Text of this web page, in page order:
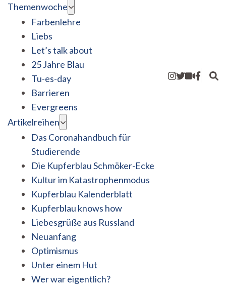
Themenwoche
Farbenlehre
Liebs
Let’s talk about
25 Jahre Blau
Tu-es-day
Barrieren
Evergreens
Artikelreihen
Das Coronahandbuch für
Studierende
Die Kupferblau Schmöker-Ecke
Kultur im Katastrophenmodus
Kupferblau Kalenderblatt
Kupferblau knows how
Liebesgrüße aus Russland
Neuanfang
Optimismus
Unter einem Hut
Wer war eigentlich?